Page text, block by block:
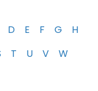
D E F G
H
T U V
W